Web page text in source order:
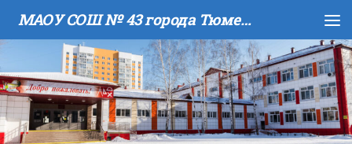
Skip to content МАОУ COШ № 43 города Тюмени имени В.И. Муравленко